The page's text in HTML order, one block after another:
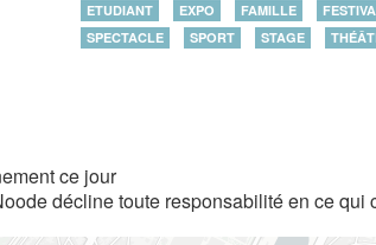
ETUDIANT
EXPO FAMILLE
SPECTACLE
SPORT STAGE
ce jour
décline toute responsabilité en ce